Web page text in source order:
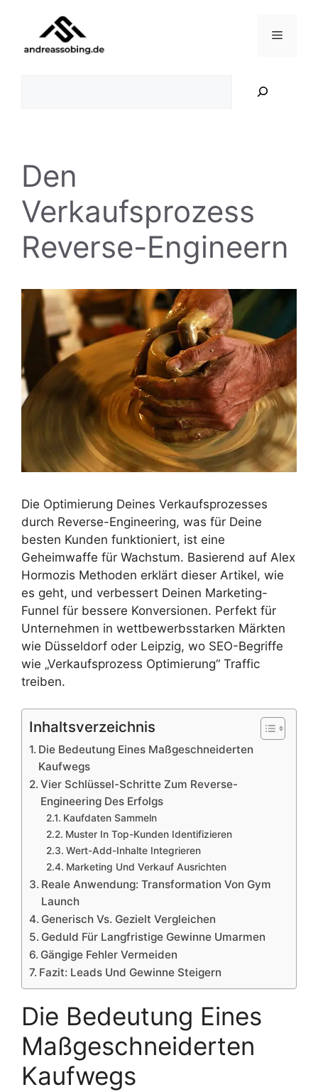
springen
Menü
Den
Verkaufsprozess
Reverse-Engineern
Die Optimierung Deines Verkaufsprozesses
durch Reverse-Engineering, was für Deine
besten Kunden funktioniert, ist eine
Geheimwaffe für Wachstum. Basierend auf Alex
Hormozis Methoden erklärt dieser Artikel, wie
es geht, und verbessert Deinen Marketing-
Funnel für bessere Konversionen. Perfekt für
Unternehmen in wettbewerbsstarken Märkten
wie Düsseldorf oder Leipzig, wo SEO-Begriffe
wie „Verkaufsprozess Optimierung“ Traffic
treiben.
Inhaltsverzeichnis
Die Bedeutung Eines Maßgeschneiderten
Kaufwegs
Vier Schlüssel-Schritte Zum Reverse-
Engineering Des Erfolgs
Kaufdaten Sammeln
Muster In Top-Kunden Identifizieren
Wert-Add-Inhalte Integrieren
Marketing Und Verkauf Ausrichten
Reale Anwendung: Transformation Von Gym
Launch
Generisch Vs. Gezielt Vergleichen
Geduld Für Langfristige Gewinne Umarmen
Gängige Fehler Vermeiden
Fazit: Leads Und Gewinne Steigern
Die Bedeutung Eines
Maßgeschneiderten
Kaufwegs